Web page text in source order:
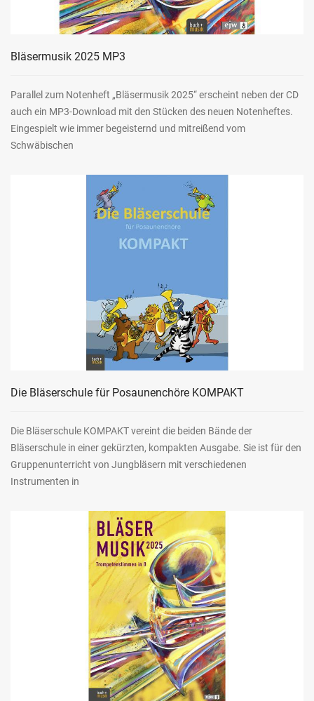
Bläsermusik 2025 MP3
Parallel zum Notenheft „Bläsermusik 2025“ erscheint neben der CD
auch ein MP3-Download mit den Stücken des neuen Notenheftes.
Eingespielt wie immer begeisternd und mitreißend vom
Schwäbischen
Die Bläserschule für Posaunenchöre KOMPAKT
Die Bläserschule KOMPAKT vereint die beiden Bände der
Bläserschule in einer gekürzten, kompakten Ausgabe. Sie ist für den
Gruppenunterricht von Jungbläsern mit verschiedenen
Instrumenten in